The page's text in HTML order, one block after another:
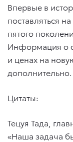
Впервые в
поставляться
пятого
Информация о
и ценах на
дополнительно.
Цитаты:
Тецуя Тада,
«Наша задача